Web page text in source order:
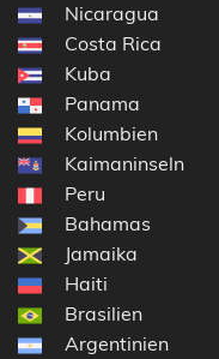
Nicaragua
Costa Rica
Kuba
Panama
Kolumbien
Kaimaninseln
Peru
Bahamas
Jamaika
Haiti
Brasilien
Argentinien